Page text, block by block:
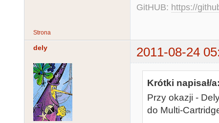
GitHUB: https://
Strona
dely 2011-08-24
Krótki napisał/
Przy okazji -
do Multi-